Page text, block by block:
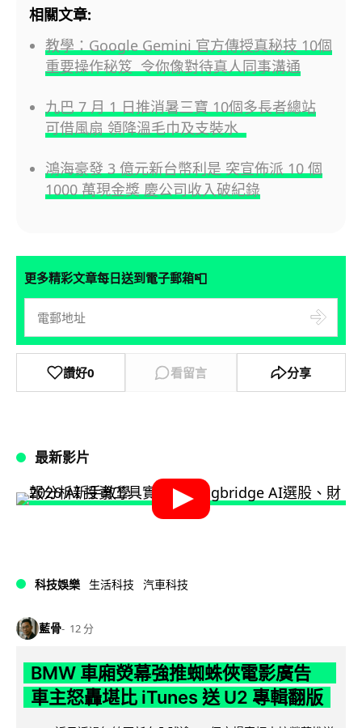
相關文章:
教學：Google Gemini 官方傳授真秘技 10個
重要操作秘笈 令你像對待真人同事溝通
九巴 7 月 1 日推消暑三寶 10個多長者總站
可借風扇 領降溫毛巾及支裝水
鴻海豪發 3 億元新台幣利是 突宣佈派 10 個
1000 萬現金獎 慶公司收入破紀錄
更多精彩文章每日送到電子郵箱📮
讚好0 看留言 分享
最新影片
科技娛樂 生活科技 汽車科技
藍骨 12 分
BMW 車廂熒幕強推蜘蛛俠電影廣告
車主怒轟堪比 iTunes 送 U2 專輯翻版